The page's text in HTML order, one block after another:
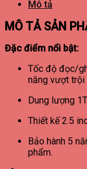
Mô tả
MÔ TẢ SẢN
Đặc điểm nổi bật:
Tốc độ đọc/
năng vượt trội
Dung lượng
Thiết kế 2.5
Bảo hành 5
phẩm.